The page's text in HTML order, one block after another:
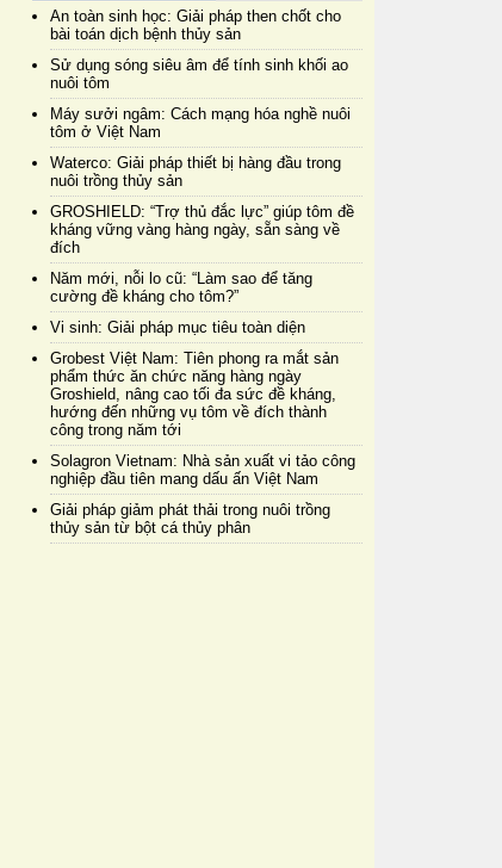
An toàn sinh học: Giải pháp then chốt cho
bài toán dịch bệnh thủy sản
Sử dụng sóng siêu âm để tính sinh khối ao
nuôi tôm
Máy sưởi ngâm: Cách mạng hóa nghề nuôi
tôm ở Việt Nam
Waterco: Giải pháp thiết bị hàng đầu trong
nuôi trồng thủy sản
GROSHIELD: “Trợ thủ đắc lực” giúp tôm đề
kháng vững vàng hàng ngày, sẵn sàng về
đích
Năm mới, nỗi lo cũ: “Làm sao để tăng
cường đề kháng cho tôm?”
Vi sinh: Giải pháp mục tiêu toàn diện
Grobest Việt Nam: Tiên phong ra mắt sản
phẩm thức ăn chức năng hàng ngày
Groshield, nâng cao tối đa sức đề kháng,
hướng đến những vụ tôm về đích thành
công trong năm tới
Solagron Vietnam: Nhà sản xuất vi tảo công
nghiệp đầu tiên mang dấu ấn Việt Nam
Giải pháp giảm phát thải trong nuôi trồng
thủy sản từ bột cá thủy phân